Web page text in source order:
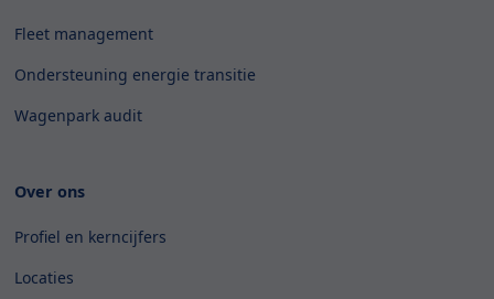
Fleet management
Ondersteuning energie transitie
Wagenpark audit
Over ons
Profiel en kerncijfers
Locaties